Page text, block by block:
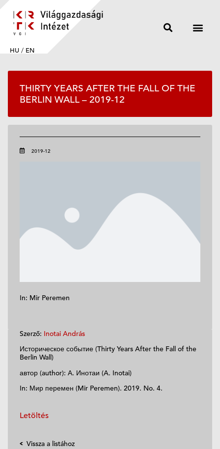
HU / EN
THIRTY YEARS AFTER THE FALL OF THE
BERLIN WALL – 2019-12
2019-12
In: Mir Peremen
Szerző: Inotai András
Историческое событие (Thirty Years After the Fall of the
Berlin Wall)
автор (author): А. Инотаи (A. Inotai)
In: Мир перемен (Mir Peremen). 2019. No. 4.
Letöltés
Vissza a listához